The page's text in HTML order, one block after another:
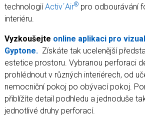
technologiíActiv´Air® pro odbourávání
interiéru.
Vyzkoušejte online aplikaci pro
Gyptone. Získáte tak ucelenější
estetice prostoru. Vybranou perforaci
prohlédnout v různých interiérech, od
nemocniční pokoj po obývací pokoj.
přiblížíte detail podhledu a jednoduše
jednotlivé druhy perforací.